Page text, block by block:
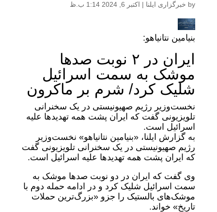
by خبرگزاری ایلنا | اکتبر 6, 2024 1:14 ب.ظ
بنیامین نتانیاهو:
ایران در ۲ نوبت صدها
موشک به سمت اسرائیل
شلیک کرد/ شرم بر ماکرون
نخست‌وزیر رژیم صهیونیستی در یک سخنرانی
تلویزیونی گفت که ایران پشت همه تهدیدها علیه
اسرائیل است.
به گزارش ایلنا، «بنیامین نتانیاهو» نخست‌وزیر
رژیم صهیونیستی در یک سخنرانی تلویزیونی گفت
که ایران پشت همه تهدیدها علیه اسرائیل است.
وی گفت که ایران در دو نوبت صدها موشک به
سمت اسرائیل شلیک کرد و در ادامه حمله دوم با
موشک‌های بالستیک را جزو «بزرگ‌ترین حملات
تاریخ» خواند.